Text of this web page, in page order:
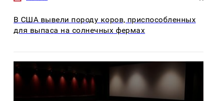
В США вывели породу коров, приспособленных
для выпаса на солнечных фермах